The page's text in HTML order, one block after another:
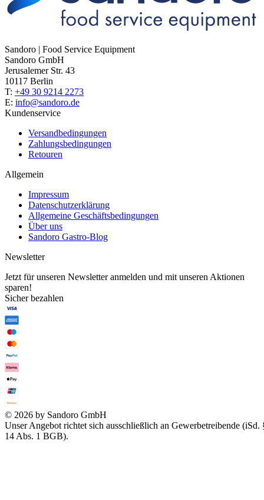
Sandoro | Food Service Equipment
Sandoro GmbH
Jerusalemer Str. 43
10117 Berlin
T: +49 30 9214 2273
E: info@sandoro.de
Kundenservice
Versandbedingungen
Zahlungsbedingungen
Retouren
Allgemein
Impressum
Datenschutzerklärung
Allgemeine Geschäftsbedingungen
Über uns
Sandoro Gastro-Blog
Newsletter
Jetzt für unseren Newsletter anmelden und mit unseren Aktionen
sparen!
Sicher bezahlen
© 2026 by Sandoro GmbH
Unser Angebot richtet sich ausschließlich an Gewerbetreibende (iSd.
14 Abs. 1 BGB).